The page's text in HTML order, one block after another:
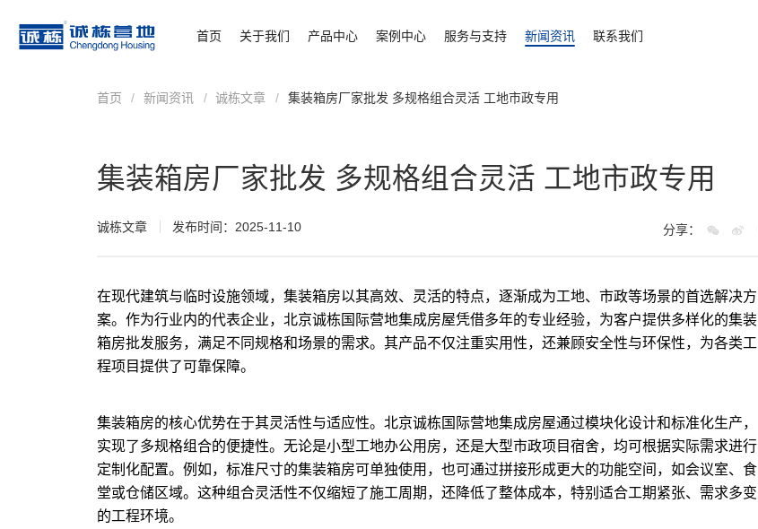
首页 关于我们 产品中心 案例中心 服务与支持 新闻资讯 联系我们
首页 / 新闻资讯 / 诚栋文章 / 集装箱房厂家批发 多规格组合灵活 工地市政专用
集装箱房厂家批发 多规格组合灵活 工地市政专用
诚栋文章 发布时间：2025-11-10 分享：
在现代建筑与临时设施领域， 集装箱房以其高效、灵活的特点，逐渐成为工地、市政等场景的首选解决方
案。作为行业内的代表企业，北京诚栋国际营地集成房屋凭借多年的专业经验，为客户提供多样化的集装
箱房批发服务，满足不同规格和场景的需求。其产品不仅注重实用性，还兼顾安全性与环保性，为各类工
程项目提供了可靠保障。
集装箱房的核心优势在于其灵活性与适应性。北京诚栋国际营地集成房屋通过模块化设计和标准化生产，
实现了多规格组合的便捷性。无论是小型工地办公用房，还是大型市政项目宿舍，均可根据实际需求进行
定制化配置。例如，标准尺寸的集装箱房可单独使用，也可通过拼接形成更大的功能空间，如会议室、食
堂或仓储区域。这种组合灵活性不仅缩短了施工周期，还降低了整体成本，特别适合工期紧张、需求多变
的工程环境。